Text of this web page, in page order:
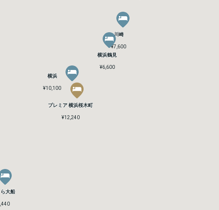
川崎
¥7,600
横浜鶴見
¥6,600
横浜
¥10,100
プレミア 横浜桜木町
¥12,240
大船
川崎
¥7,600
横浜鶴見
¥6,600
横浜
¥10,100
プレミア 横浜桜木町
¥12,240
大船